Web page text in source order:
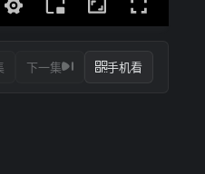
下一集 手机看